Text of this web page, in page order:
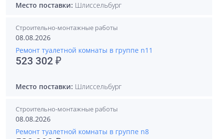
Место поставки: Шлиссельбург
Строительно-монтажные работы
08.08.2026
Ремонт туалетной комнаты в группе n11
523 302 ₽
Место поставки: Шлиссельбург
Строительно-монтажные работы
08.08.2026
Ремонт туалетной комнаты в группе n8